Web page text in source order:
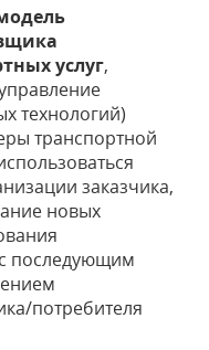
услуг,
технологий)
транспортной
заказчика,
новых
последующим
потребителя